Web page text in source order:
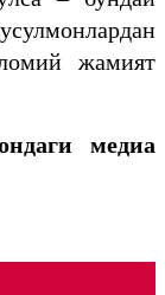
жамият
медиа